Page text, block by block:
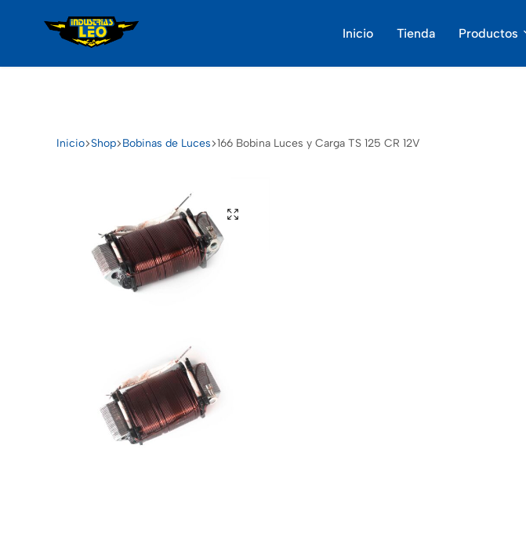
motos
Inicio Tienda Productos
Inicio Shop Bobinas de Luces 166 Bobina Luces y Carga TS 125 CR 12V